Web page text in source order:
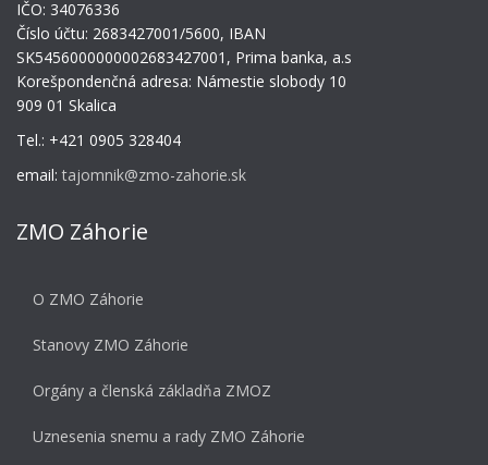
IČO: 34076336
Číslo účtu: 2683427001/5600, IBAN
SK5456000000002683427001, Prima banka, a.s
Korešpondenčná adresa: Námestie slobody 10
909 01 Skalica
Tel.: +421 0905 328404
email: tajomnik@zmo-zahorie.sk
ZMO Záhorie
O ZMO Záhorie
Stanovy ZMO Záhorie
Orgány a členská základňa ZMOZ
Uznesenia snemu a rady ZMO Záhorie